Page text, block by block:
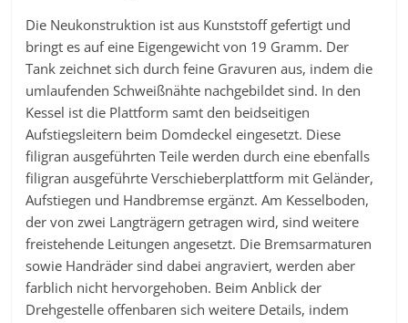
Die Neukonstruktion ist aus Kunststoff gefertigt und
bringt es auf eine Eigengewicht von 19 Gramm. Der
Tank zeichnet sich durch feine Gravuren aus, indem die
umlaufenden Schweißnähte nachgebildet sind. In den
Kessel ist die Plattform samt den beidseitigen
Aufstiegsleitern beim Domdeckel eingesetzt. Diese
filigran ausgeführten Teile werden durch eine ebenfalls
filigran ausgeführte Verschieberplattform mit Geländer,
Aufstiegen und Handbremse ergänzt. Am Kesselboden,
der von zwei Langträgern getragen wird, sind weitere
freistehende Leitungen angesetzt. Die Bremsarmaturen
sowie Handräder sind dabei angraviert, werden aber
farblich nicht hervorgehoben. Beim Anblick der
Drehgestelle offenbaren sich weitere Details, indem